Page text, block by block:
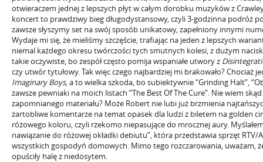
otwieraczem jednej z lepszych płyt w całym dorobku muzyków z
koncert to prawdziwy bieg długodystansowy, czyli 3-godzinna podróż
zawsze słyszymy set na swój sposób unikatowy, zapełniony innymi
Wydaje mi się, że mieliśmy szczęście, trafiając na jeden z lepszych
niemal każdego okresu twórczości tych smutnych kolesi, z dużym
takie oczywiste, bo zespół często pomija wspaniałe utwory z
czy utwór tytułowy. Tak więc czego najbardziej mi brakowało? Chociaż
Imaginary Boys, a to wielka szkoda, bo subiektywnie “Grinding Halt”,
zawsze pewniaki na moich listach “The Best Of The Cure”. Nie wiem
zapomnianego materiału? Może Robert nie lubi już brzmienia
żartobliwe komentarze na temat opasek dla ludzi z biletem na golden
różowego koloru, czyli rzekomo niepasujące do mrocznej aury.
nawiązanie do różowej okładki debiutu”, która przedstawia sprzęt RTV/
wszystkich gospodyń domowych. Mimo tego rozczarowania, uważam,
opuściły halę z niedosytem.